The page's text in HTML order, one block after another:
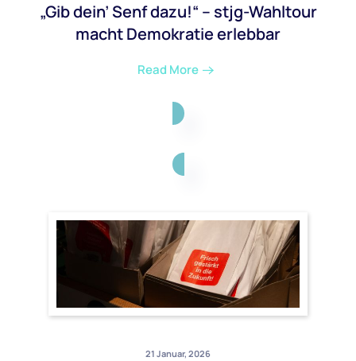
„Gib dein’ Senf dazu!“ – stjg-Wahltour
macht Demokratie erlebbar
Read More
21 Januar, 2026